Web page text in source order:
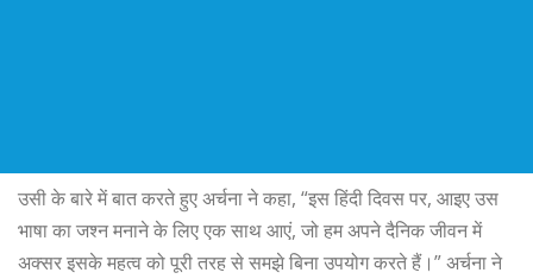
उसी के बारे में बात करते हुए अर्चना ने कहा, “इस हिंदी दिवस पर, आइए उस
भाषा का जश्न मनाने के लिए एक साथ आएं, जो हम अपने दैनिक जीवन में
अक्सर इसके महत्व को पूरी तरह से समझे बिना उपयोग करते हैं।” अर्चना ने